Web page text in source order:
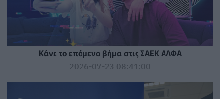
Κάνε το επόμενο βήμα στις ΣΑΕΚ ΑΛΦΑ
2026-07-23 08:41:00